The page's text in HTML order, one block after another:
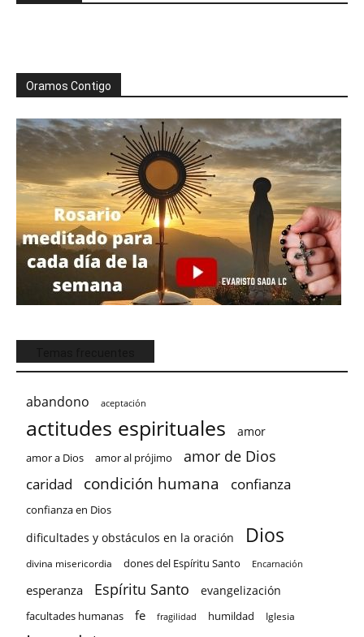
Oramos Contigo
abandono aceptación
actitudes espirituales amor
amor a Dios amor al prójimo amor de Dios
caridad condición humana confianza
confianza en Dios
dificultades y obstáculos en la oración Dios
divina misericordia dones del Espíritu Santo Encarnación
esperanza Espíritu Santo evangelización
facultades humanas fe fragilidad humildad Iglesia